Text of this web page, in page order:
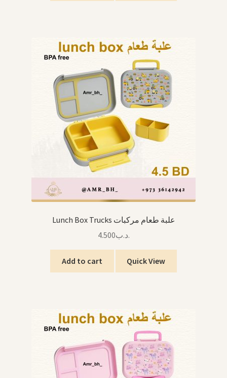
Lunch Box Trucks علبة طعام مركبات
.د.ب4.500
Add to cart Quick View